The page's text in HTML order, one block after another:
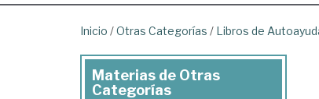
Inicio /Otras Categorías / Libros de
Materias de Otras
Categorías